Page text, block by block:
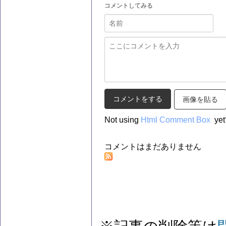
コメントしてみる
画像を貼る
Not using Html Comment Box
コメントはまだありません